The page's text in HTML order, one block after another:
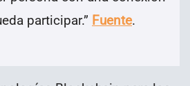
participar.” Fuente.